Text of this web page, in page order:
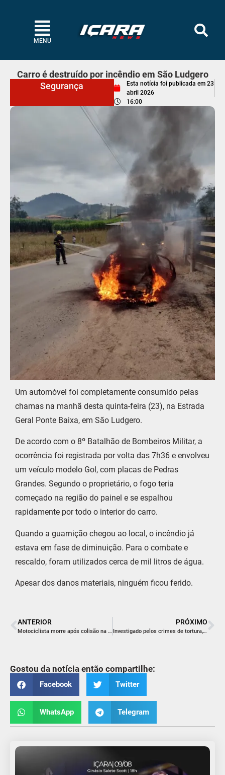
MENU
Carro é destruído por incêndio em São Ludgero
Segurança
Esta notícia foi publicada em 23
abril 2026
16:00
Um automóvel foi completamente consumido pelas
chamas na manhã desta quinta-feira (23), na Estrada
Geral Ponte Baixa, em São Ludgero.
De acordo com o 8º Batalhão de Bombeiros Militar, a
ocorrência foi registrada por volta das 7h36 e envolveu
um veículo modelo Gol, com placas de Pedras
Grandes. Segundo o proprietário, o fogo teria
começado na região do painel e se espalhou
rapidamente por todo o interior do carro.
Quando a guarnição chegou ao local, o incêndio já
estava em fase de diminuição. Para o combate e
rescaldo, foram utilizados cerca de mil litros de água.
Apesar dos danos materiais, ninguém ficou ferido.
ANTERIOR
Motociclista morre após colisão na SC-108 entre Orleans e Nova Orleans
PRÓXIMO
Investigado pelos crimes de tortura, violência psicológica e lesão corporal é preso em Morro da Fumaça
Gostou da notícia então compartilhe:
Facebook Twitter
WhatsApp Telegram